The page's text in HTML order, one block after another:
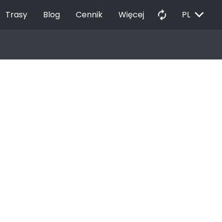
Trasy Blog Cennik Więcej autorenew PL EXPAND_MORE